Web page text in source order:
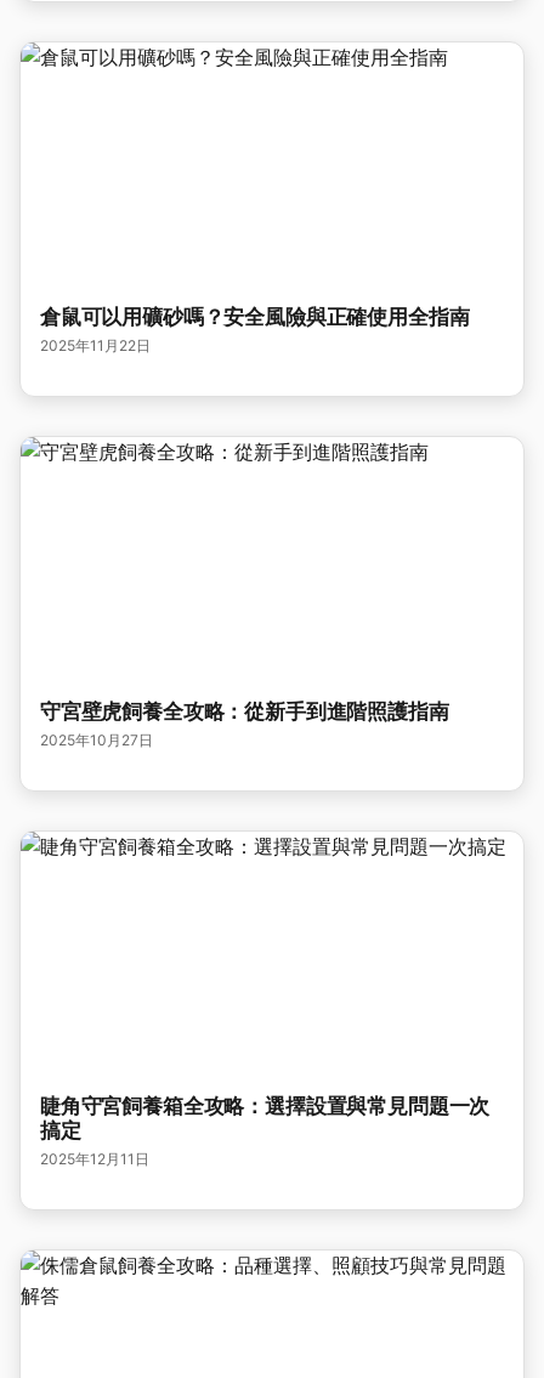
倉鼠可以用礦砂嗎？安全風險與正確使用全指南
2025年11月22日
守宮壁虎飼養全攻略：從新手到進階照護指南
2025年10月27日
睫角守宮飼養箱全攻略：選擇設置與常見問題一次
搞定
2025年12月11日